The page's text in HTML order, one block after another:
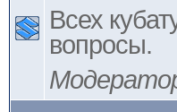
Всех
вопросы.